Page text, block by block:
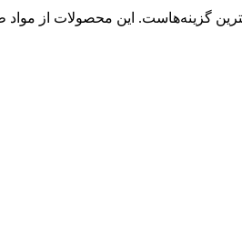
گزینه‌هاست. این محصولات از